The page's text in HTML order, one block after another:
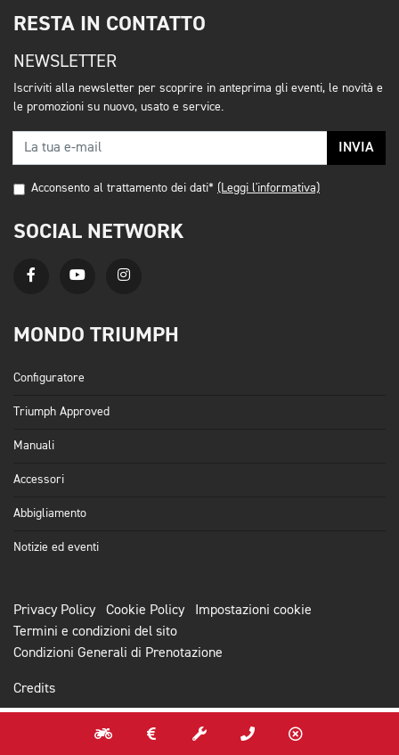
RESTA IN CONTATTO
NEWSLETTER
Iscriviti alla newsletter per scoprire in anteprima gli eventi, le novità e
le promozioni su nuovo, usato e service.
INVIA
Acconsento al trattamento dei dati* (Leggi l'informativa)
SOCIAL NETWORK
MONDO TRIUMPH
Configuratore
Triumph Approved
Manuali
Accessori
Abbigliamento
Notizie ed eventi
Privacy Policy Cookie Policy
Impostazioni cookie
Termini e condizioni del sito
Condizioni Generali di Prenotazione
Credits